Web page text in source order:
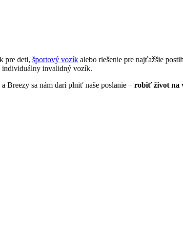
pre deti, športový vozík alebo riešenie pre najťažšie
individuálny invalidný vozík.
Breezy sa nám darí plniť naše poslanie – robiť život na